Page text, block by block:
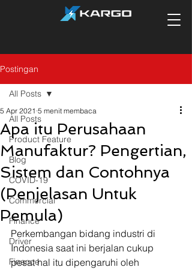
Postingan
All Posts
Product Feature
Blog
COVID-19
Commercial
Finance
Driver
Finance
All Posts
Apa itu Perusahaan
Manufaktur? Pengertian,
Sistem dan Contohnya
(Penjelasan Untuk
Pemula)
5 Apr 2021 5 menit membaca
Perkembangan bidang industri di
Indonesia saat ini berjalan cukup
pesat hal itu dipengaruhi oleh